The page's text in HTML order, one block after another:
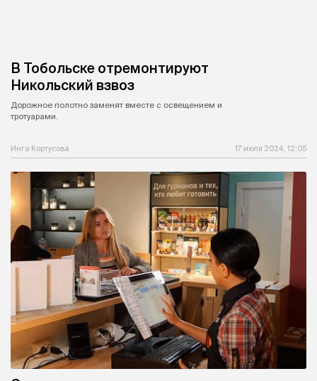
В Тобольске отремонтируют
Никольский взвоз
Дорожное полотно заменят вместе с освещением и
тротуарами.
Инга Кортусова 17 июля 2024, 12:05